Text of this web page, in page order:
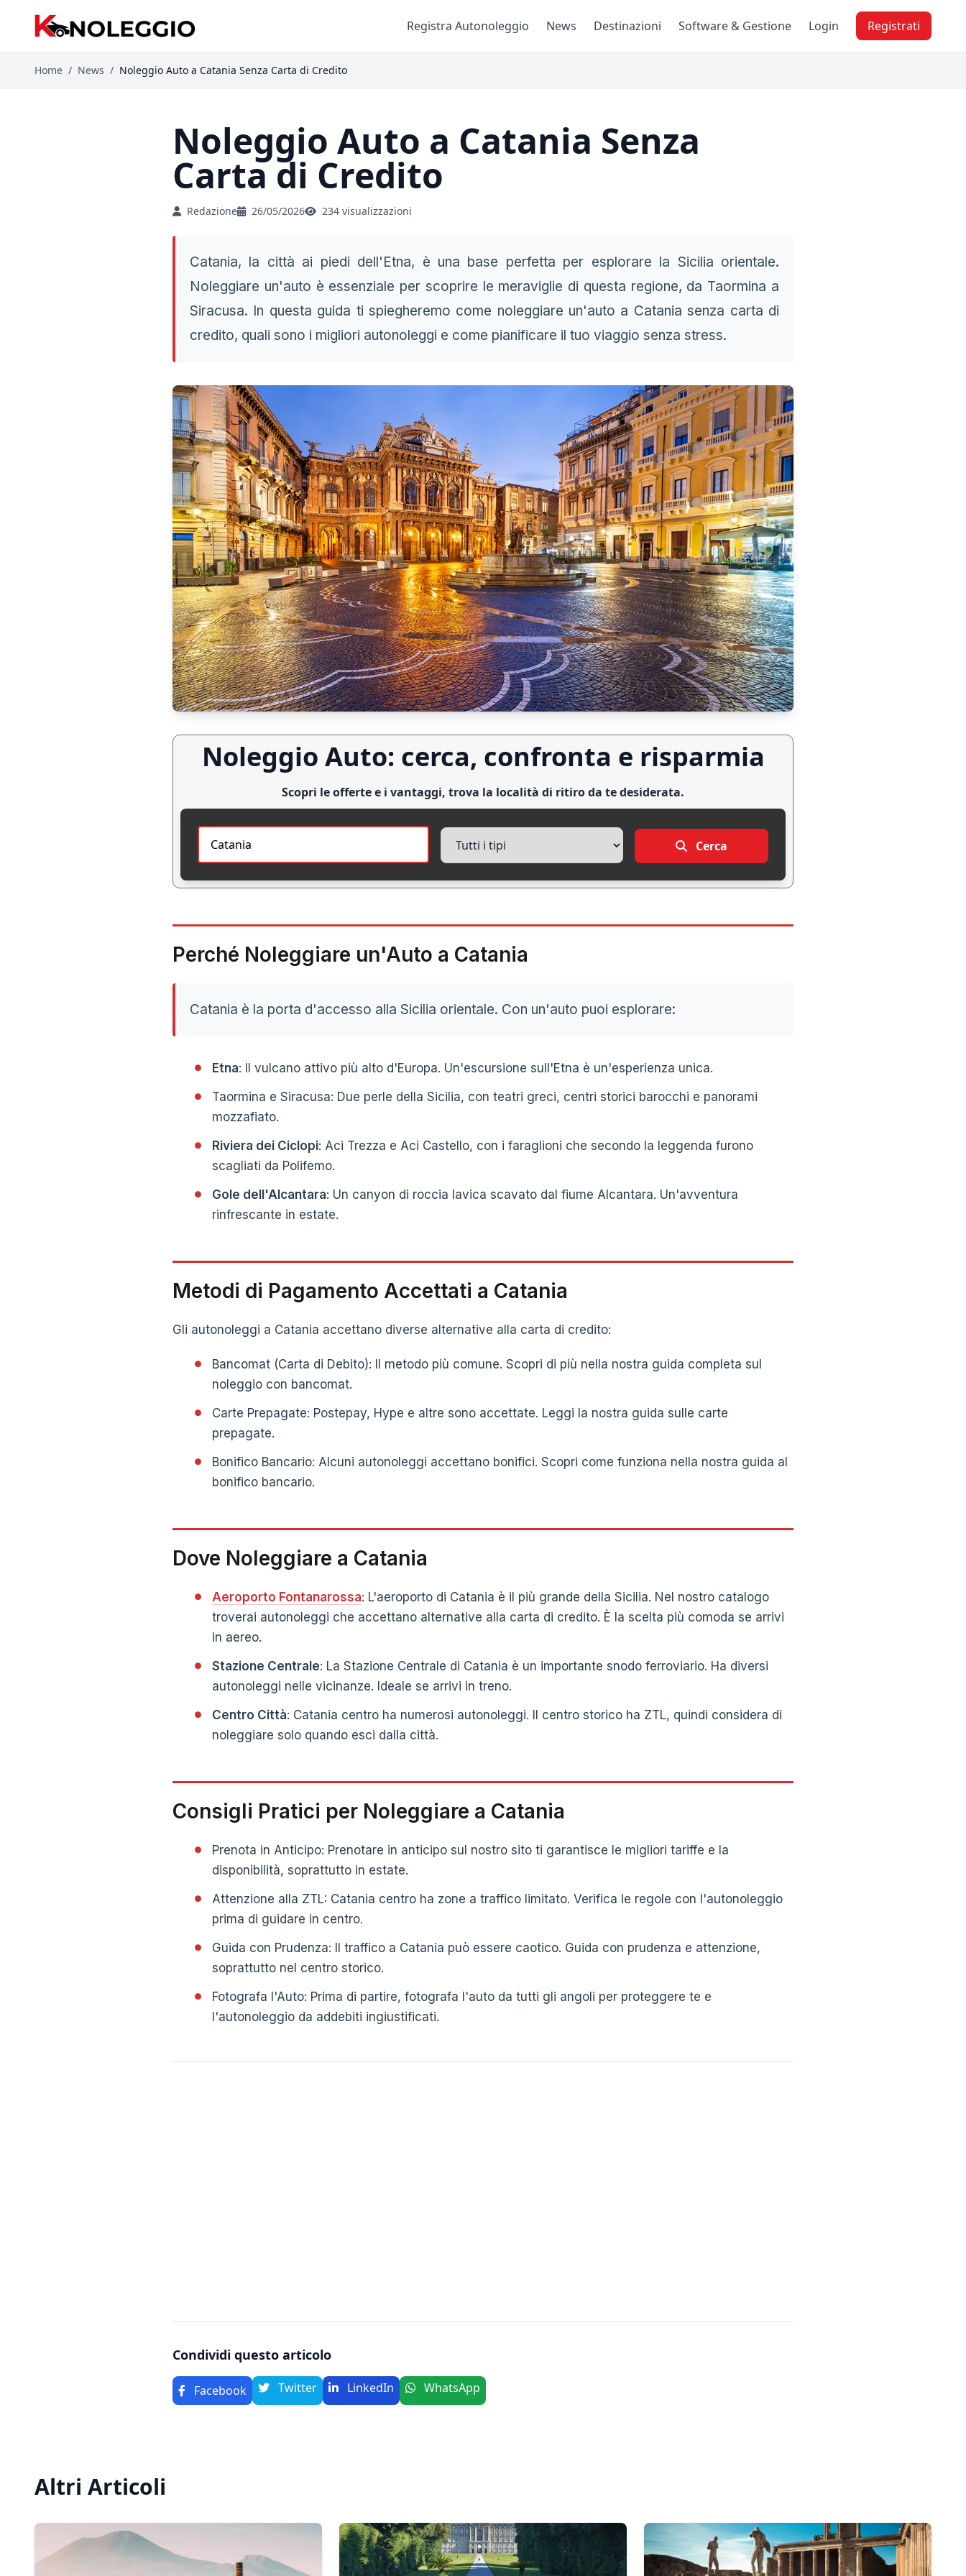
Registra Autonoleggio News Destinazioni Software & Gestione Login Registrati
Home / News / Noleggio Auto a Catania Senza Carta di Credito
Noleggio Auto a Catania Senza
Carta di Credito
Redazione 26/05/2026 234 visualizzazioni
Catania, la città ai piedi dell'Etna, è una base perfetta per esplorare la Sicilia orientale.
Noleggiare un'auto è essenziale per scoprire le meraviglie di questa regione, da Taormina a
Siracusa. In questa guida ti spiegheremo come noleggiare un'auto a Catania senza carta di
credito, quali sono i migliori autonoleggi e come pianificare il tuo viaggio senza stress.
Noleggio Auto: cerca, confronta e risparmia
Scopri le offerte e i vantaggi, trova la località di ritiro da te desiderata.
Cerca
Perché Noleggiare un'Auto a Catania
Catania è la porta d'accesso alla Sicilia orientale. Con un'auto puoi esplorare:
Etna: Il vulcano attivo più alto d'Europa. Un'escursione sull'Etna è un'esperienza unica.
Taormina e Siracusa: Due perle della Sicilia, con teatri greci, centri storici barocchi e panorami
mozzafiato.
Riviera dei Ciclopi: Aci Trezza e Aci Castello, con i faraglioni che secondo la leggenda furono
scagliati da Polifemo.
Gole dell'Alcantara: Un canyon di roccia lavica scavato dal fiume Alcantara. Un'avventura
rinfrescante in estate.
Metodi di Pagamento Accettati a Catania
Gli autonoleggi a Catania accettano diverse alternative alla carta di credito:
Bancomat (Carta di Debito): Il metodo più comune. Scopri di più nella nostra guida completa sul
noleggio con bancomat.
Carte Prepagate: Postepay, Hype e altre sono accettate. Leggi la nostra guida sulle carte
prepagate.
Bonifico Bancario: Alcuni autonoleggi accettano bonifici. Scopri come funziona nella nostra guida al
bonifico bancario.
Dove Noleggiare a Catania
Aeroporto Fontanarossa: L'aeroporto di Catania è il più grande della Sicilia. Nel nostro catalogo
troverai autonoleggi che accettano alternative alla carta di credito. È la scelta più comoda se arrivi
in aereo.
Stazione Centrale: La Stazione Centrale di Catania è un importante snodo ferroviario. Ha diversi
autonoleggi nelle vicinanze. Ideale se arrivi in treno.
Centro Città: Catania centro ha numerosi autonoleggi. Il centro storico ha ZTL, quindi considera di
noleggiare solo quando esci dalla città.
Consigli Pratici per Noleggiare a Catania
Prenota in Anticipo: Prenotare in anticipo sul nostro sito ti garantisce le migliori tariffe e la
disponibilità, soprattutto in estate.
Attenzione alla ZTL: Catania centro ha zone a traffico limitato. Verifica le regole con l'autonoleggio
prima di guidare in centro.
Guida con Prudenza: Il traffico a Catania può essere caotico. Guida con prudenza e attenzione,
soprattutto nel centro storico.
Fotografa l'Auto: Prima di partire, fotografa l'auto da tutti gli angoli per proteggere te e
l'autonoleggio da addebiti ingiustificati.
Condividi questo articolo
Facebook Twitter LinkedIn WhatsApp
Altri Articoli